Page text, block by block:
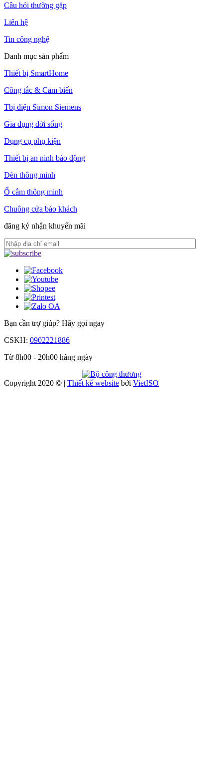
Câu hỏi thường gặp
Liên hệ
Tin công nghệ
Danh mục sản phẩm
Thiết bị SmartHome
Công tắc & Cảm biến
Tbị điện Simon Siemens
Gia dụng đời sống
Dụng cụ phụ kiện
Thiết bị an ninh báo động
Đèn thông minh
Ổ cắm thông minh
Chuông cửa báo khách
đăng ký nhận khuyến mãi
Bạn cần trợ giúp? Hãy gọi ngay
CSKH: 0902221886
Từ 8h00 - 20h00 hàng ngày
Copyright 2020 © | Thiết kế website bởi VietISO